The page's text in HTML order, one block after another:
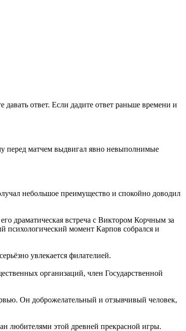
ответ. Если дадите ответ раньше времени и
перед матчем выдвигал явно невыполнимые
небольшое преимущество и спокойно доводил
драматическая встреча с Виктором Корчным за
психологический момент Карпов собрался и
увлекается филателией.
организаций, член Государственной
Он доброжелательный и отзывчивый человек,
любителями этой древней прекрасной игры.